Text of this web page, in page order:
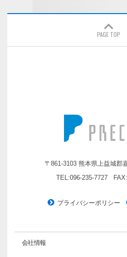
PAGE TOP
〒861-3103 熊本県上益城郡
TEL:096-235-7727
プライバシーポリシー
会社情報